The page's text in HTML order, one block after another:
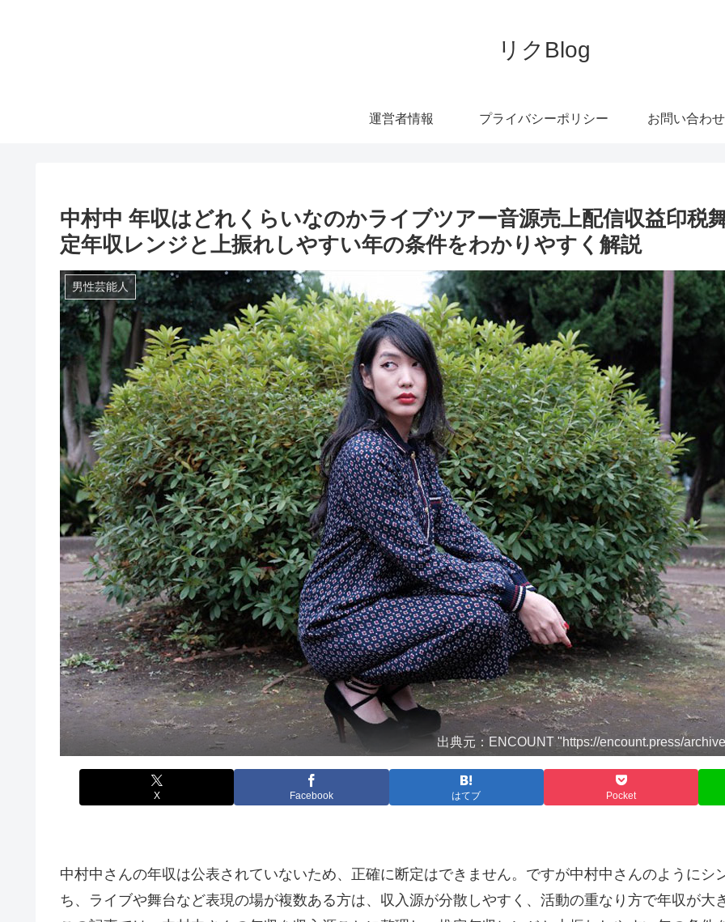
リクBlog
運営者情報 プライバシーポリシー お問い合わせ
中村中 年収はどれくらいなのかライブツアー音源売上配信収益印税
定年収レンジと上振れしやすい年の条件をわかりやすく解説
男性芸能人
出典元：ENCOUNT "https://encount.press/
X Facebook はてブ Pocket
中村中さんの年収は公表されていないため、正確に断定はできません。ですが中村中さんのように
ち、ライブや舞台など表現の場が複数ある方は、収入源が分散しやすく、活動の重なり方で年収が大